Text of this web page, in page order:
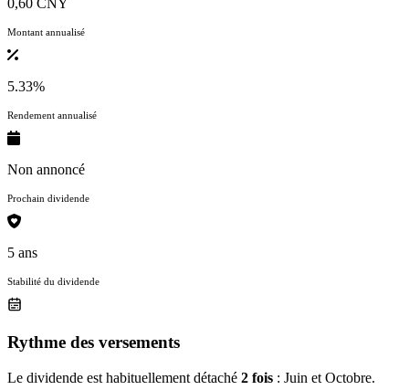
0,60 CNY
Montant annualisé
5.33%
Rendement annualisé
Non annoncé
Prochain dividende
5 ans
Stabilité du dividende
Rythme des versements
Le dividende est habituellement détaché 2 fois : Juin et Octobre.